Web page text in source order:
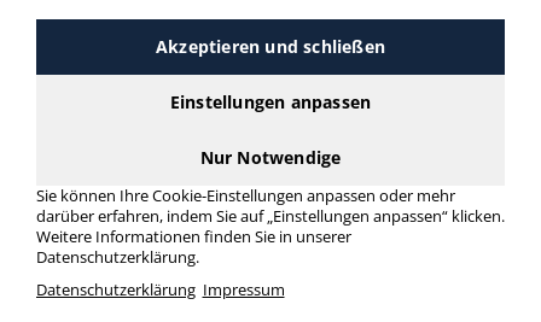
mehr Infos zur Kategorie
Häufig gesucht
Briefumschläge Din Lang
mit Fenster
Briefumschläge Din Lang
Akzeptieren und schließen
Einstellungen anpassen
Nur Notwendige
Sie können Ihre Cookie-Einstellungen anpassen oder mehr
darüber erfahren, indem Sie auf „Einstellungen anpassen“ klicken.
Weitere Informationen finden Sie in unserer
Datenschutzerklärung.
Datenschutzerklärung Impressum